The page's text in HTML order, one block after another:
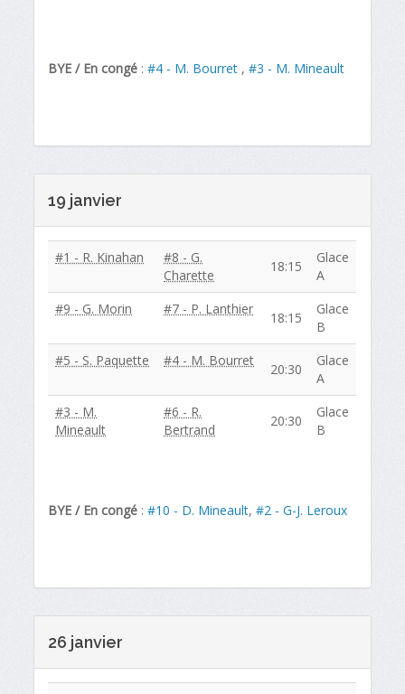
BYE / En congé :#4 - M. Bourret ,#3 - M. Mineault
19 janvier
#1 - R. Kinahan
#8 - G.
Charette
18:15
Glace
A
#9 - G. Morin
#7 - P. Lanthier
18:15
Glace
B
#5 - S. Paquette
#4 - M. Bourret
20:30
Glace
A
#3 - M.
Mineault
#6 - R.
Bertrand
20:30
Glace
B
BYE / En congé :#10 - D. Mineault,#2 - G-J. Leroux
26 janvier